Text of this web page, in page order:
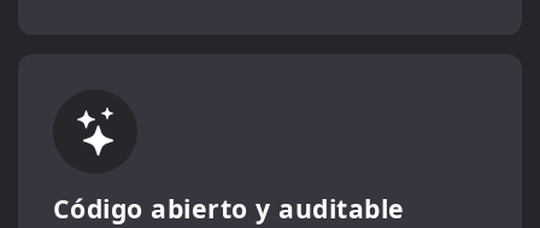
Código abierto y auditable